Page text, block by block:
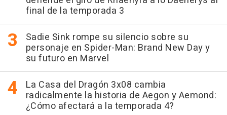
final de la temporada 3
Sadie Sink rompe su silencio sobre su
personaje en Spider-Man: Brand New Day y
su futuro en Marvel
La Casa del Dragón 3x08 cambia
radicalmente la historia de Aegon y Aemond:
¿Cómo afectará a la temporada 4?